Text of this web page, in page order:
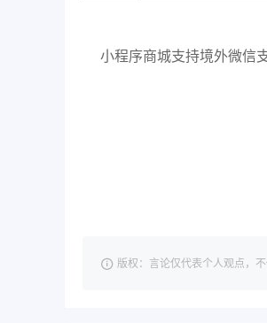
小程序商城支持境外微信
版权：言论仅代表个人观点，